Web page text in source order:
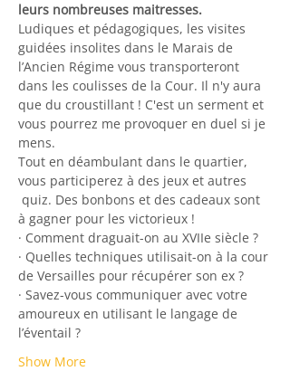
leurs nombreuses maitresses.
Ludiques et pédagogiques, les visites
guidées insolites dans le Marais de
l’Ancien Régime vous transporteront
dans les coulisses de la Cour. Il n'y aura
que du croustillant ! C'est un serment et
vous pourrez me provoquer en duel si je
mens.
Tout en déambulant dans le quartier,
vous participerez à des jeux et autres
quiz. Des bonbons et des cadeaux sont
à gagner pour les victorieux !
· Comment draguait-on au XVIIe siècle ?
· Quelles techniques utilisait-on à la cour
de Versailles pour récupérer son ex ?
· Savez-vous communiquer avec votre
amoureux en utilisant le langage de
l’éventail ?
Show More